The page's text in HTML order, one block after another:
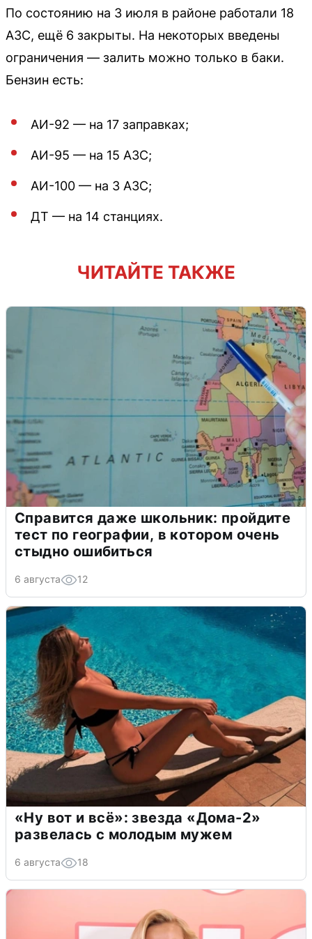
По состоянию на 3 июля в районе работали 18
АЗС, ещё 6 закрыты. На некоторых введены
ограничения — залить можно только в баки.
Бензин есть:
АИ-92 — на 17 заправках;
АИ-95 — на 15 АЗС;
АИ-100 — на 3 АЗС;
ДТ — на 14 станциях.
ЧИТАЙТЕ ТАКЖЕ
Справится даже школьник: пройдите
тест по географии, в котором очень
стыдно ошибиться
6 августа 12
«Ну вот и всё»: звезда «Дома-2»
развелась с молодым мужем
6 августа 18